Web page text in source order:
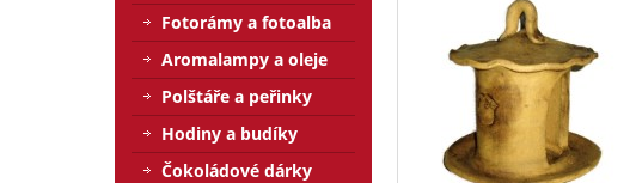
Fotorámy a fotoalba
Aromalampy a oleje
Polštáře a peřinky
Hodiny a budíky
Čokoládové dárky